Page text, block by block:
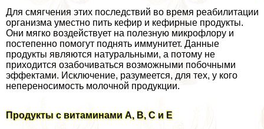
Для смягчения этих последствий во время реабилитации
организма уместно пить кефир и кефирные продукты.
Они мягко воздействует на полезную микрофлору и
постепенно помогут поднять иммунитет. Данные
продукты являются натуральными, а потому не
приходится озабочиваться возможными побочными
эффектами. Исключение, разумеется, для тех, у кого
непереносимость молочной продукции.
Продукты с витаминами А, В, С и Е